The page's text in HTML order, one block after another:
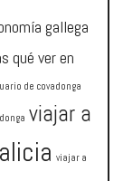
gallega
qué ver en
de covadonga
viajar a
viajar a